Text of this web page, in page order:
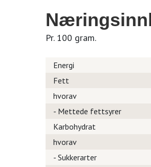
Pr. 100 gram.
Energi
Fett
hvorav
- Mettede fettsyrer
Karbohydrat
hvorav
- Sukkerarter